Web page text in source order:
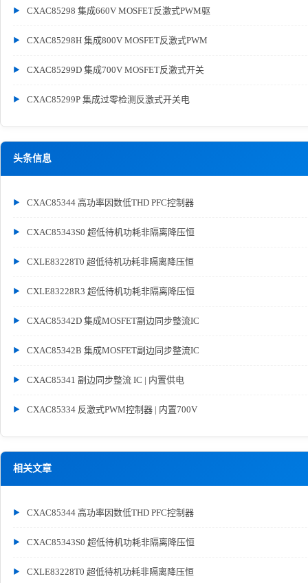
CXAC85298 集成660V MOSFET反激式PWM驱
CXAC85298H 集成800V MOSFET反激式PWM
CXAC85299D 集成700V MOSFET反激式开关
CXAC85299P 集成过零检测反激式开关电
头条信息
CXAC85344 高功率因数低THD PFC控制器
CXAC85343S0 超低待机功耗非隔离降压恒
CXLE83228T0 超低待机功耗非隔离降压恒
CXLE83228R3 超低待机功耗非隔离降压恒
CXAC85342D 集成MOSFET副边同步整流IC
CXAC85342B 集成MOSFET副边同步整流IC
CXAC85341 副边同步整流 IC | 内置供电
CXAC85334 反激式PWM控制器 | 内置700V
相关文章
CXAC85344 高功率因数低THD PFC控制器
CXAC85343S0 超低待机功耗非隔离降压恒
CXLE83228T0 超低待机功耗非隔离降压恒